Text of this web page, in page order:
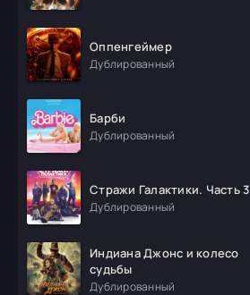
Оппенгеймер
Дублированный
Барби
Дублированный
Стражи Галактики. Часть 3
Дублированный
Индиана Джонс и колесо
судьбы
Дублированный